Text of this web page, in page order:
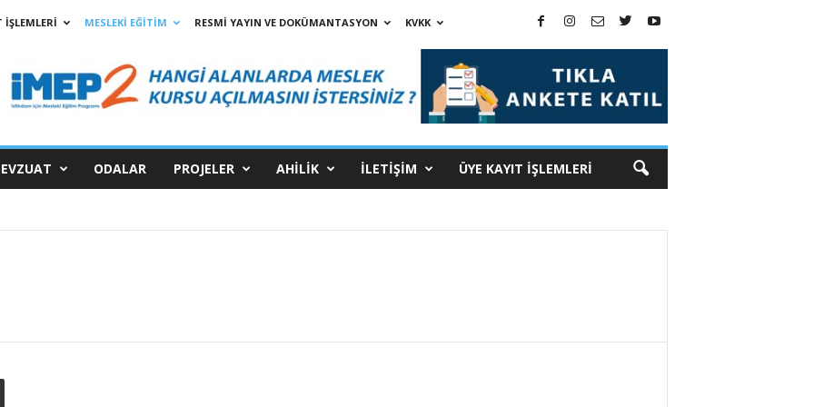
İŞLEMLERİ MESLEKİ EĞİTİM RESMİ YAYIN VE DOKÜMANTASYON
KVKK
ODALAR PROJELER AHİLİK İLETİŞİM ÜYE KAYIT İŞLEMLERİ